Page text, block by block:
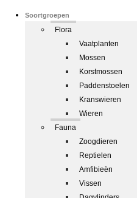
Soortgroepen
Flora
Vaatplanten
Mossen
Korstmossen
Paddenstoelen
Kranswieren
Wieren
Fauna
Zoogdieren
Reptielen
Amfibieën
Vissen